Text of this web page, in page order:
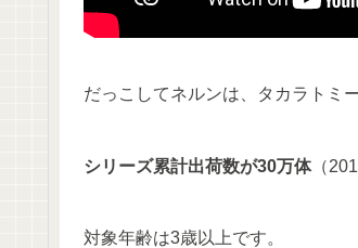
だっこしてネルンは、タカラトミ
シリーズ累計出荷数が30万体（
対象年齢は3歳以上です。